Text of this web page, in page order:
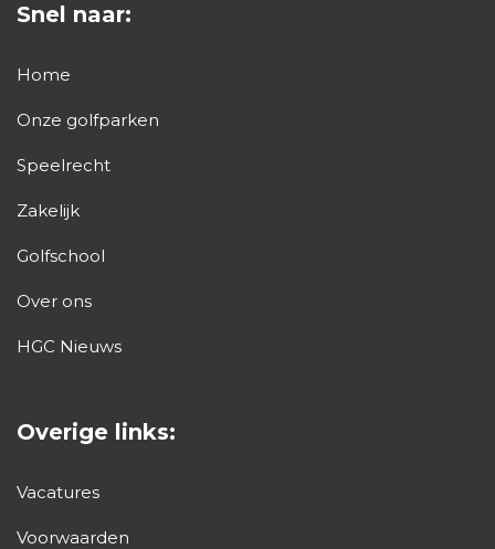
Snel naar:
Home
Onze golfparken
Speelrecht
Zakelijk
Golfschool
Over ons
HGC Nieuws
Overige links:
Vacatures
Voorwaarden